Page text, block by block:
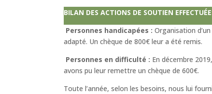
BILAN DES ACTIONS DE SOUTIEN
Personnes handicapées : Organisation
adapté. Un chèque de 800€ leur a été remis.
Personnes en difficulté : En décembre
avons pu leur remettre un chèque de 600€.
Toute l’année, selon les besoins, nous lui